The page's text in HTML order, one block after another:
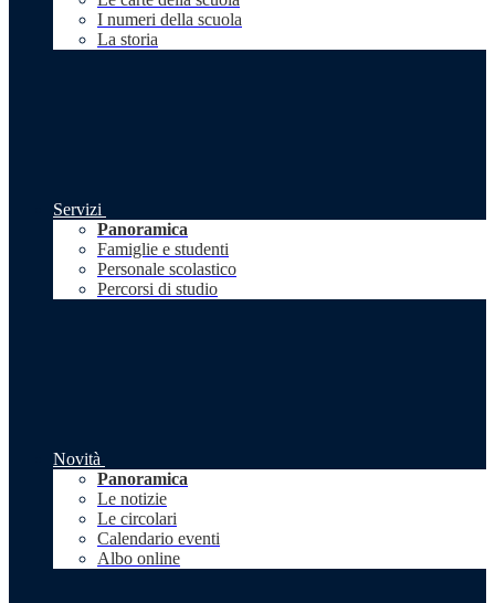
I numeri della scuola
La storia
Servizi
Panoramica
Famiglie e studenti
Personale scolastico
Percorsi di studio
Novità
Panoramica
Le notizie
Le circolari
Calendario eventi
Albo online